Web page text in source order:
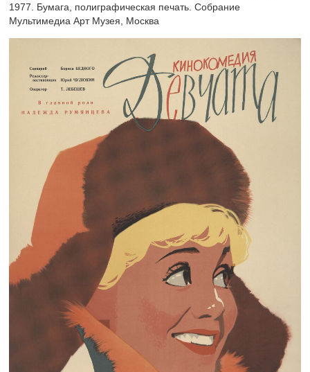
1977. Бумага, полиграфическая печать. Собрание
Мультимедиа Арт Музея, Москва